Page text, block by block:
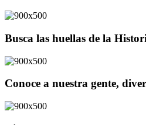
Busca las huellas de la
Conoce a nuestra gente,